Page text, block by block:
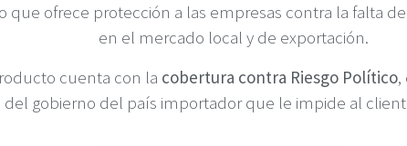
que ofrece protección a las empresas contra la falta
en el mercado local y de exportación.
cuenta con la cobertura contra Riesgo Político,
gobierno del país importador que le impide al